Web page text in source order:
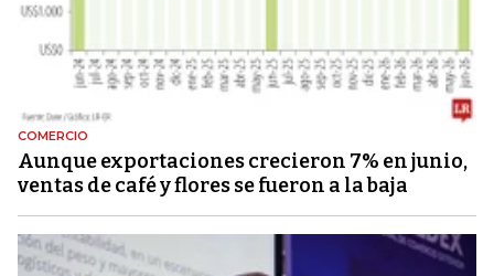
COMERCIO
Aunque exportaciones crecieron 7% en junio,
ventas de café y flores se fueron a la baja